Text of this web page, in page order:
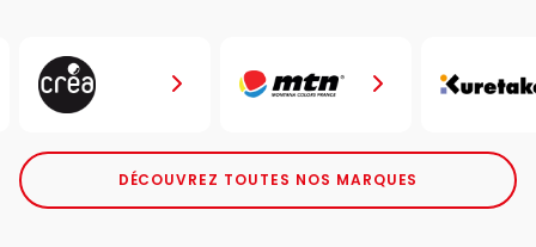
DÉCOUVREZ TOUTES NOS MARQUES